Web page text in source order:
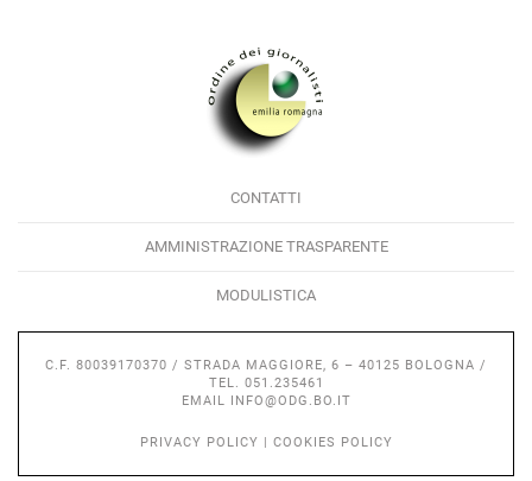
CONTATTI
AMMINISTRAZIONE TRASPARENTE
MODULISTICA
C.F. 80039170370 / STRADA MAGGIORE, 6 – 40125 BOLOGNA /
TEL. 051.235461
EMAIL
INFO@ODG.BO.IT
PRIVACY POLICY COOKIES POLICY